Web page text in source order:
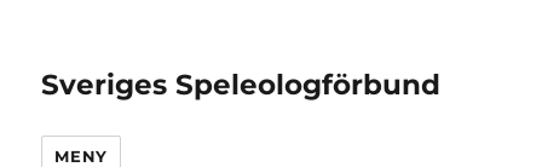
Sveriges Speleologförbund
MENY